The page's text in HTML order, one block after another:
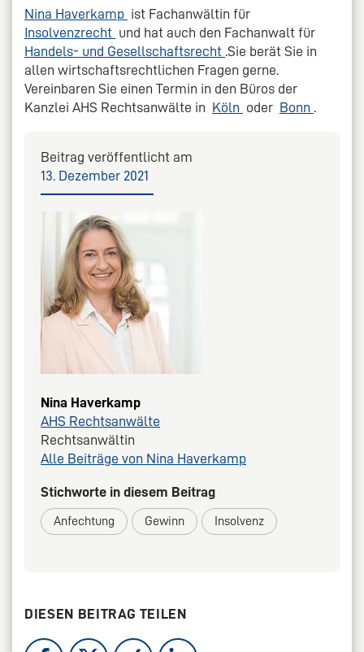
Nina Haverkamp ist Fachanwältin für
Insolvenzrecht und hat auch den Fachanwalt für
Handels- und Gesellschaftsrecht .Sie berät Sie in
allen wirtschaftsrechtlichen Fragen gerne.
Vereinbaren Sie einen Termin in den Büros der
Kanzlei AHS Rechtsanwälte in
Köln oder Bonn .
Beitrag veröffentlicht am
13. Dezember 2021
Nina Haverkamp
AHS Rechtsanwälte
Rechtsanwältin
Alle Beiträge von Nina Haverkamp
Stichworte in diesem Beitrag
Anfechtung Gewinn Insolvenz
DIESEN BEITRAG TEILEN